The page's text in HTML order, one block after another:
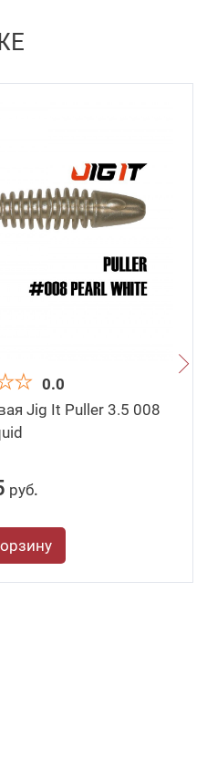
0.0
Jig It Puller 3.5 008
руб.